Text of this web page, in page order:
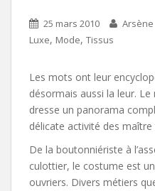
25 mars 2010 Arsène
Luxe, Mode, Tissus
Les mots ont leur
désormais aussi la leur. Le
dresse un panorama
délicate activité des maître
De la boutonniériste à
culottier, le costume est
ouvriers. Divers métiers